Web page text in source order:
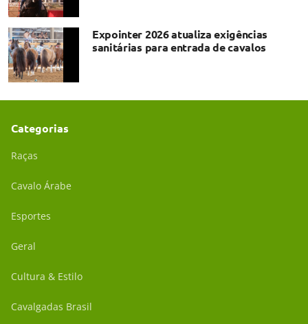
Expointer 2026 atualiza exigências
sanitárias para entrada de cavalos
Categorias
Raças
Cavalo Árabe
Esportes
Geral
Cultura & Estilo
Cavalgadas Brasil